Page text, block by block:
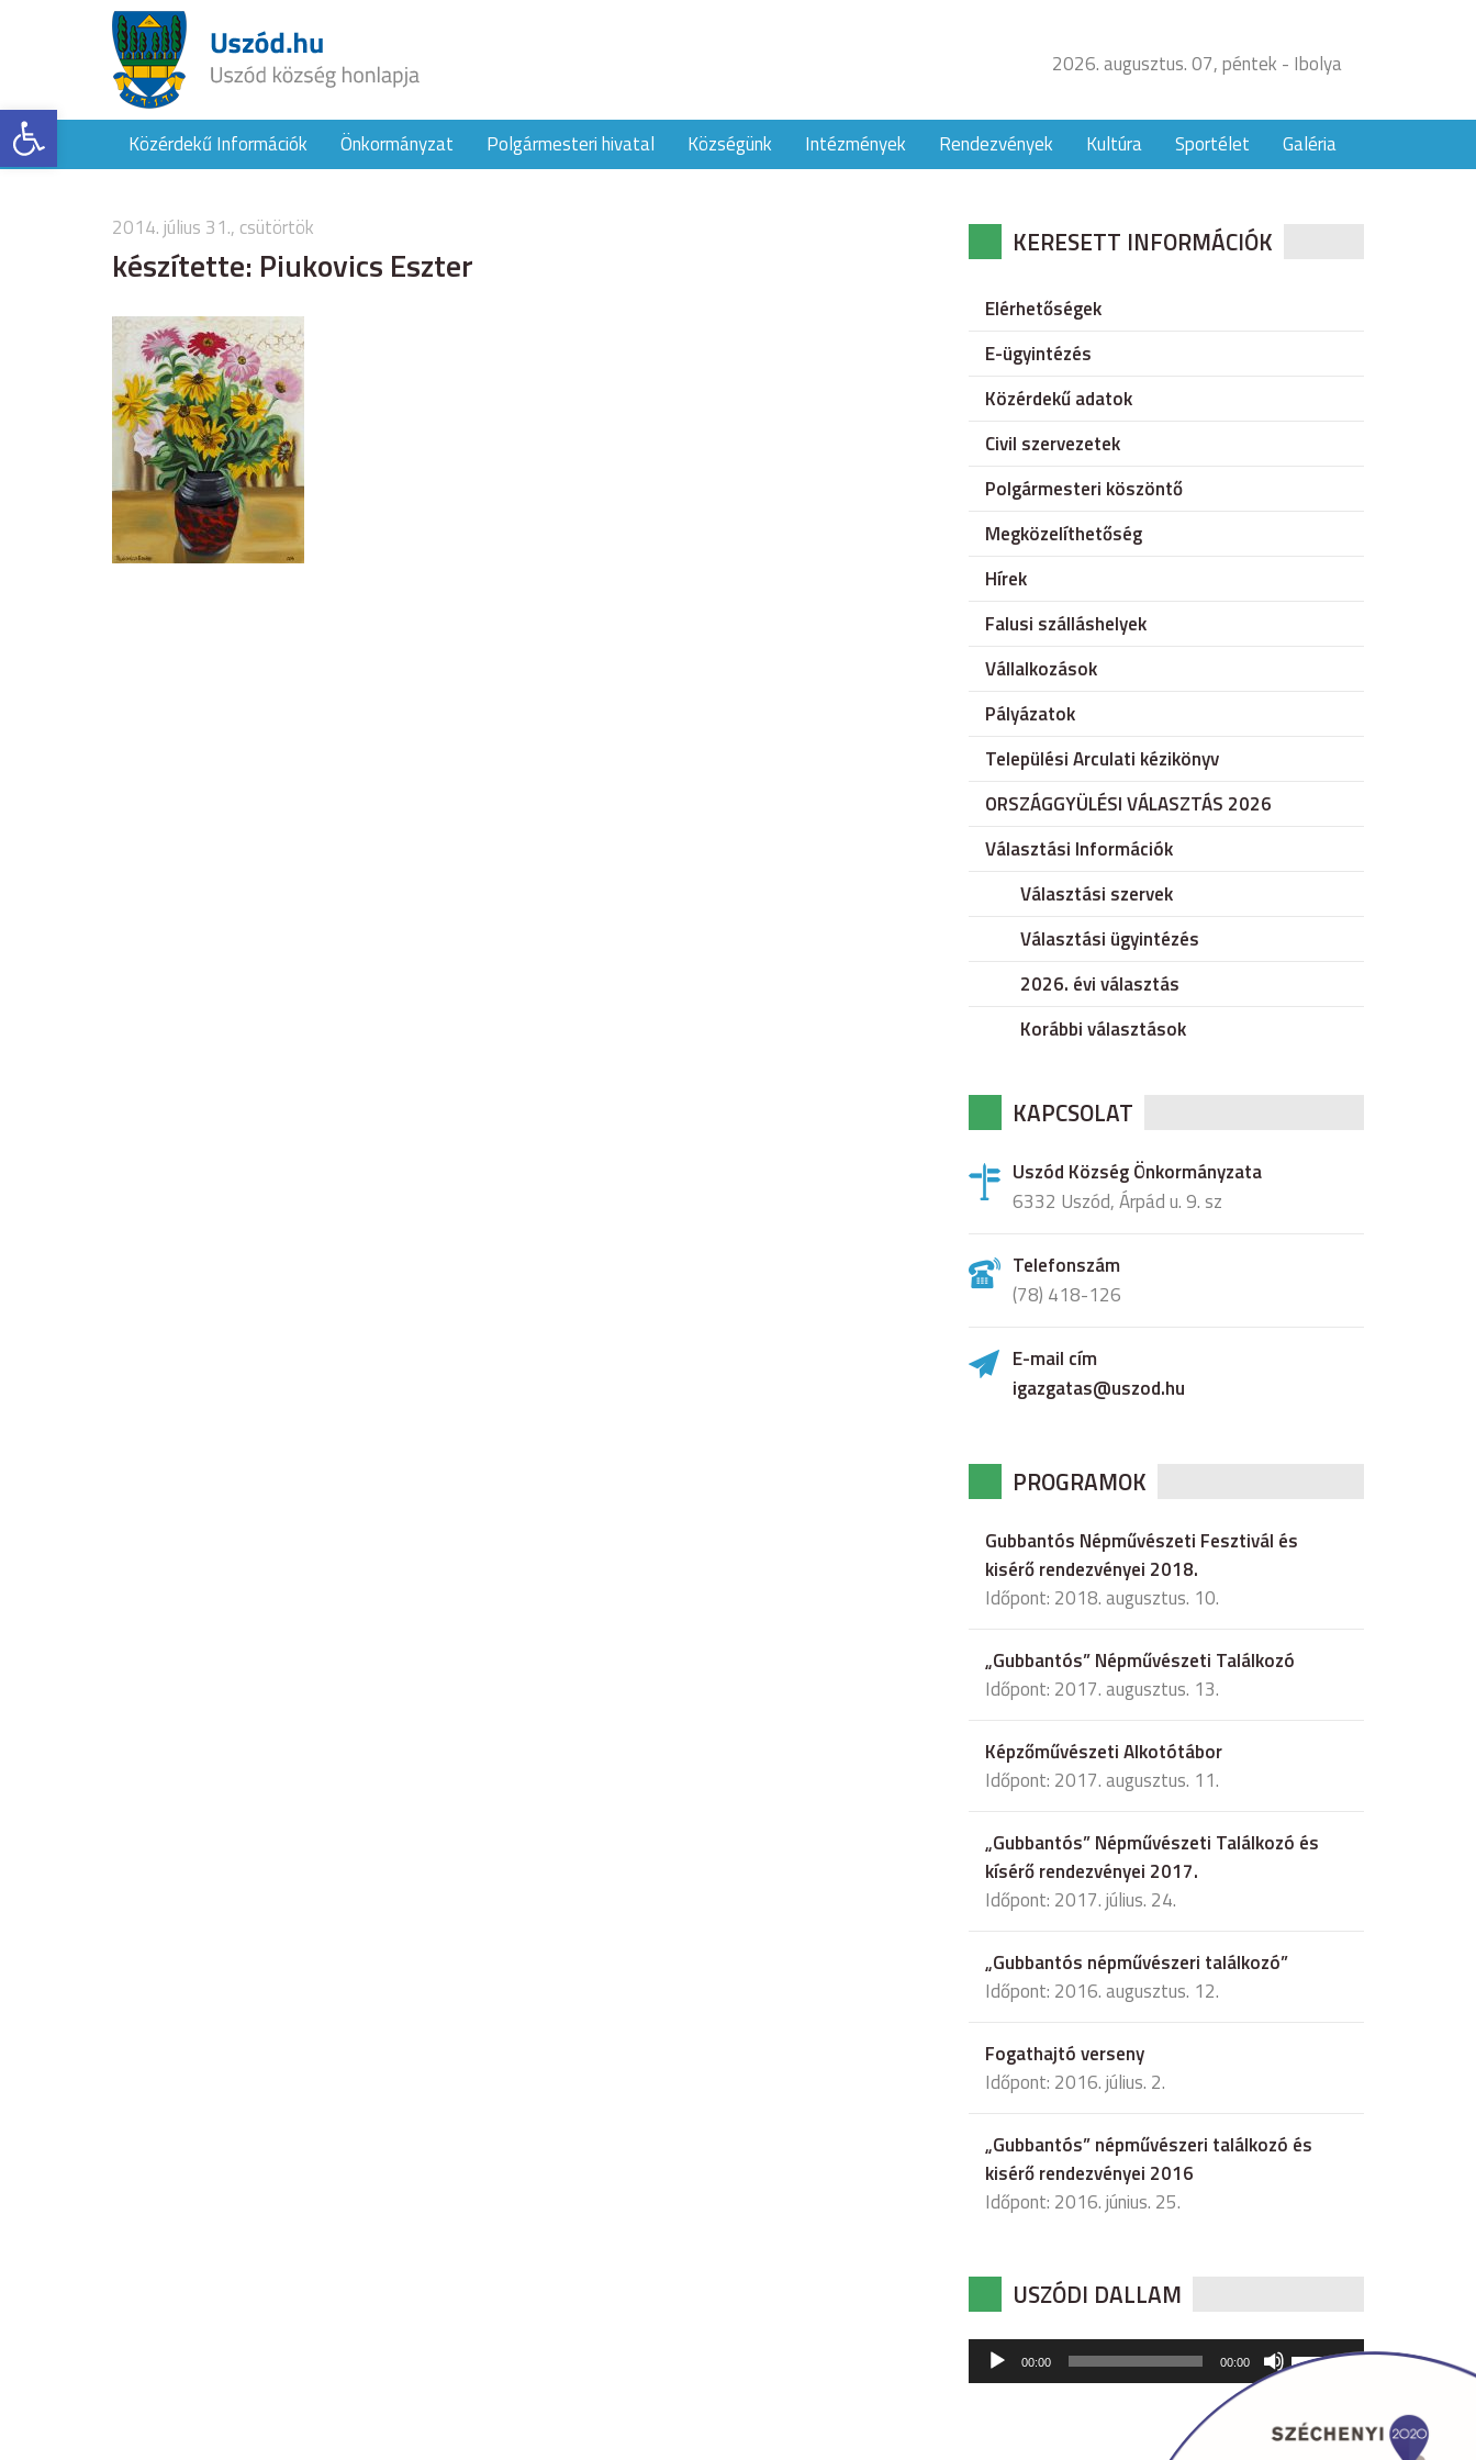
Eszköztár megnyitása
2026. augusztus. 07, péntek - Ibolya
Közérdekű Információk Önkormányzat Polgármesteri hivatal Községünk Intézmények Rendezvények Kultúra Sportélet Galéria
2014. július 31., csütörtök
készítette: Piukovics Eszter KERESETT INFORMÁCIÓK
Elérhetőségek
E-ügyintézés
Közérdekű adatok
Civil szervezetek
Polgármesteri köszöntő
Megközelíthetőség
Hírek
Falusi szálláshelyek
Vállalkozások
Pályázatok
Települési Arculati kézikönyv
ORSZÁGGYÜLÉSI VÁLASZTÁS 2026
Választási Információk
Választási szervek
Választási ügyintézés
2026. évi választás
Korábbi választások
KAPCSOLAT
Uszód Község Önkormányzata
6332 Uszód, Árpád u. 9. sz
Telefonszám
(78) 418-126
E-mail cím
igazgatas@uszod.hu
PROGRAMOK
Gubbantós Népművészeti Fesztivál és
kisérő rendezvényei 2018.
Időpont: 2018. augusztus. 10.
„Gubbantós” Népművészeti Találkozó
Időpont: 2017. augusztus. 13.
Képzőművészeti Alkotótábor
Időpont: 2017. augusztus. 11.
„Gubbantós” Népművészeti Találkozó és
kísérő rendezvényei 2017.
Időpont: 2017. július. 24.
„Gubbantós népművészeri találkozó”
Időpont: 2016. augusztus. 12.
Fogathajtó verseny
Időpont: 2016. július. 2.
„Gubbantós” népművészeri találkozó és
kisérő rendezvényei 2016
Időpont: 2016. június. 25.
USZÓDI DALLAM
Audió
lejátszó
00:00 00:00
hangerő
csökkentéséhez